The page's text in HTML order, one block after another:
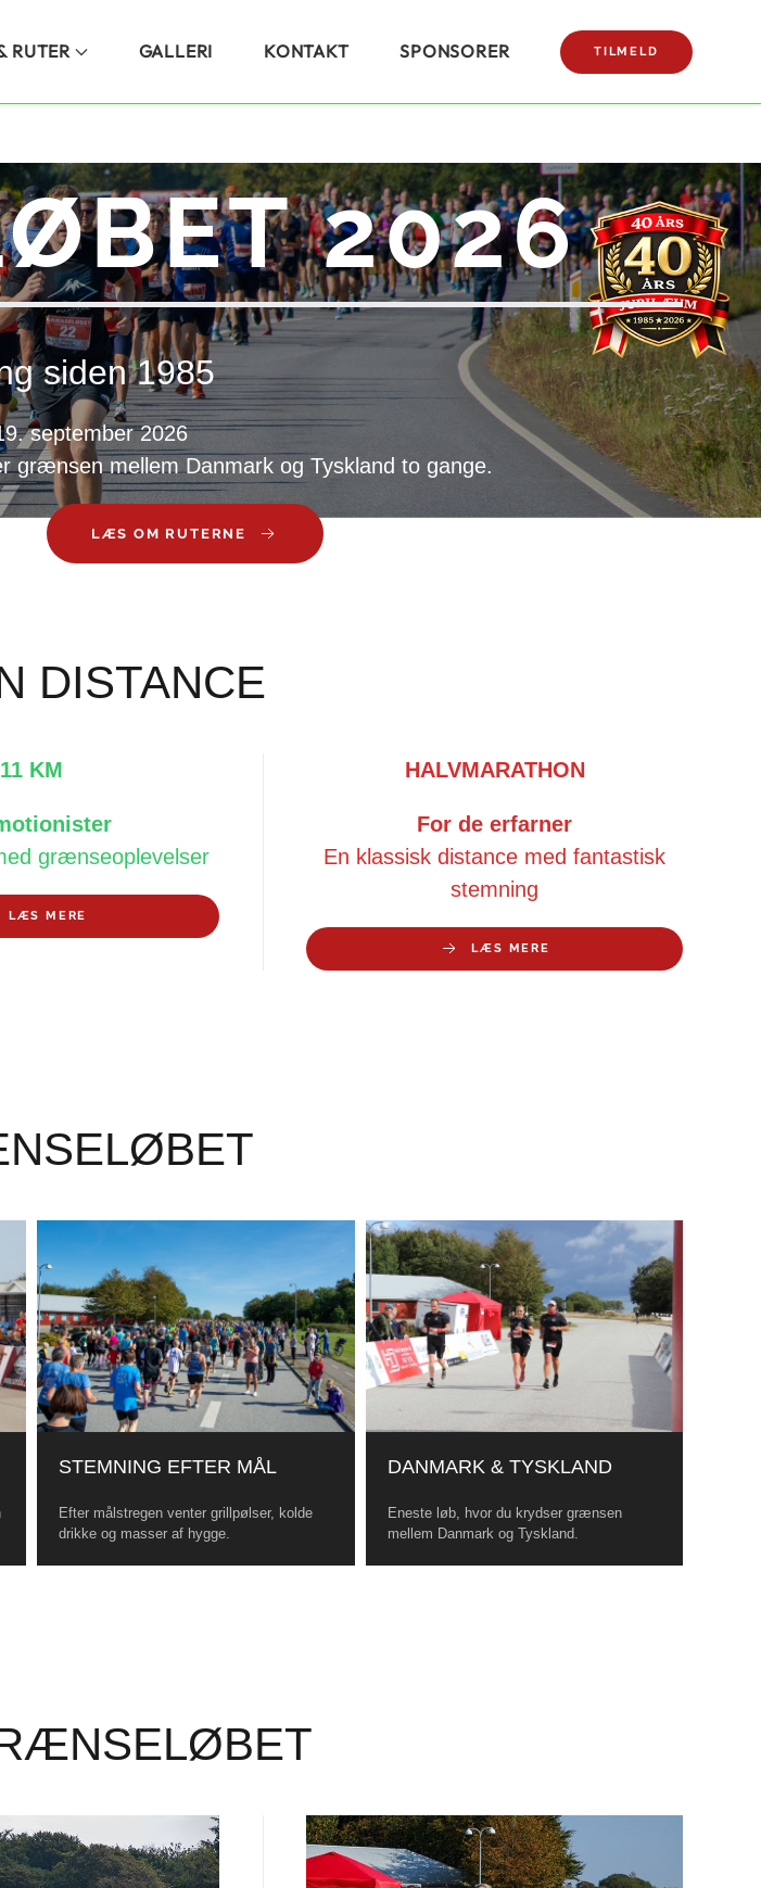
RUTER GALLERI KONTAKT SPONSORER TILMELD
2026
siden 1985
september 2026
grænsen mellem Danmark og Tyskland to gange.
LÆS OM RUTERNE
DISTANCE
11 KM
grænseoplevelser
LÆS MERE
HALVMARATHON
For de erfarner
En klassisk distance med fantastisk
stemning
LÆS MERE
STEMNING EFTER MÅL
Efter målstregen venter grillpølser, kolde
drikke og masser af hygge.
DANMARK & TYSKLAND
Eneste løb, hvor du krydser grænsen
mellem Danmark og Tyskland.